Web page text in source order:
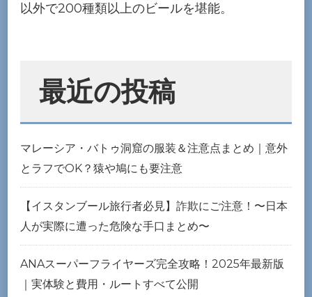
以外で200種類以上のビールを堪能。
最近の投稿
マレーシア・バトゥ洞窟の服装＆注意点まとめ｜意外
とラフでOK？猿や鳩にも要注意
【イスタンブール旅行者必見】詐欺にご注意！〜日本
人が実際に遭った危険な手口まとめ〜
ANAスーパーフライヤーズ完全攻略！2025年最新版
｜実体験と費用・ルートすべて公開